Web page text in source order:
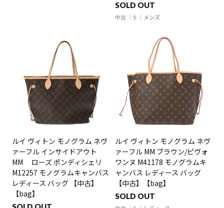
SOLD OUT
中古 S メンズ
ルイ ヴィトン モノグラム ネヴ
ァーフル インサイドアウト
MM ローズ ポンディシェリ
M12257 モノグラムキャンバス
レディース バッグ 【中古】
【bag】
ルイ ヴィトン モノグラム ネヴ
ァーフル MM ブラウン/ピヴォ
ワンヌ M41178 モノグラムキ
ャンバス レディース バッグ
【中古】【bag】
SOLD OUT